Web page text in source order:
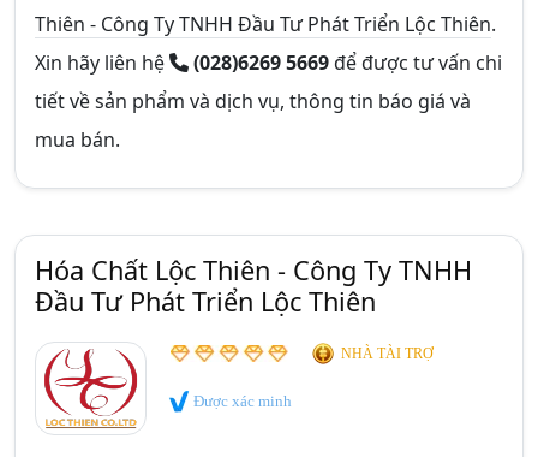
Thiên - Công Ty TNHH Đầu Tư Phát Triển Lộc Thiên.
Xin hãy liên hệ
(028)6269 5669để được tư vấn chi
tiết về sản phẩm và dịch vụ, thông tin báo giá và
mua bán.
Hóa Chất Lộc Thiên - Công Ty TNHH
Đầu Tư Phát Triển Lộc Thiên
NHÀ TÀI TRỢ
Được xác minh